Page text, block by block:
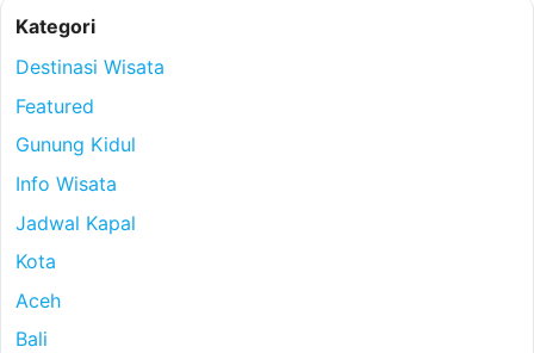
Kategori
Destinasi Wisata
Featured
Gunung Kidul
Info Wisata
Jadwal Kapal
Kota
Aceh
Bali